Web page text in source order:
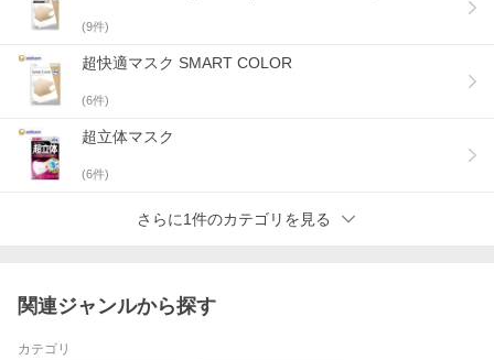
(9件)
超快適マスク SMART COLOR
(6件)
超立体マスク
(6件)
さらに1件のカテゴリを見る
関連ジャンルから探す
カテゴリ